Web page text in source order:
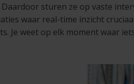
sturen ze op vaste
waar real-time inzicht
Je weet op elk moment waar